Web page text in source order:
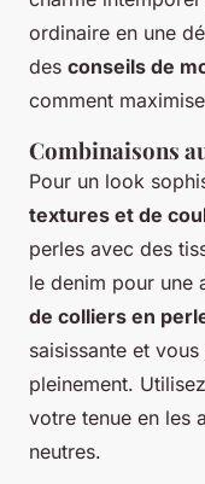
ordinaire en une
des conseils de
comment
Combinaisons
Pour un look
textures et de
perles avec des
le denim pour une
de colliers en
saisissante et
pleinement.
votre tenue en les
neutres.